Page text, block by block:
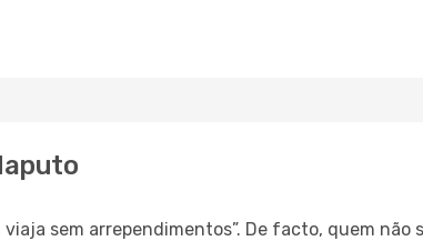
sem arrependimentos”. De facto, quem